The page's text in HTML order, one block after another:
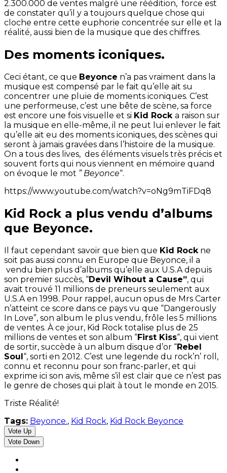
2.300.000 de ventes malgré une réédition, force est
de constater qu’il y a toujours quelque chose qui
cloche entre cette euphorie concentrée sur elle et la
réalité, aussi bien de la musique que des chiffres.
Des moments iconiques.
Ceci étant, ce que Beyonce n’a pas vraiment dans la
musique est compensé par le fait qu’elle ait su
concentrer une pluie de moments iconiques. C’est
une performeuse, c’est une bête de scène, sa force
est encore une fois visuelle et si Kid Rock a raison sur
la musique en elle-même, il ne peut lui enlever le fait
qu’elle ait eu des moments iconiques, des scènes qui
seront à jamais gravées dans l’histoire de la musique.
On a tous des lives, des éléments visuels très précis et
souvent forts qui nous viennent en mémoire quand
on évoque le mot ” Beyonce“.
https://www.youtube.com/watch?v=oNg9mTiFDq8
Kid Rock a plus vendu d’albums
que Beyonce.
Il faut cependant savoir que bien que Kid Rock ne
soit pas aussi connu en Europe que Beyonce, il a
vendu bien plus d’albums qu’elle aux U.S.A depuis
son premier succès, “Devil Wihout a Cause”, qui
avait trouvé 11 millions de preneurs seulement aux
U.S.A en 1998. Pour rappel, aucun opus de Mrs Carter
n’atteint ce score dans ce pays vu que “Dangerously
In Love”, son album le plus vendu, frôle les 5 millions
de ventes. À ce jour, Kid Rock totalise plus de 25
millions de ventes et son album “First Kiss“, qui vient
de sortir, succède à un album disque d’or “Rebel
Soul“, sorti en 2012. C’est une legende du rock’n’ roll,
connu et reconnu pour son franc-parler, et qui
exprime ici son avis, même s’il est clair que ce n’est pas
le genre de choses qui plait à tout le monde en 2015.
Triste Réalité!
Tags: Beyonce., Kid Rock, Kid Rock Beyonce
Vote Up
Vote Down